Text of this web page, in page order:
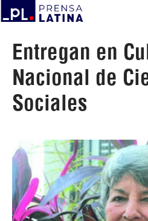
Entregan en
Nacional de
Sociales